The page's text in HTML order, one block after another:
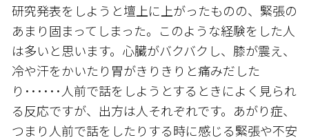
研究発表をしようと壇上に上がったものの、緊張の
あまり固まってしまった。このような経験をした人
は多いと思います。心臓がバクバクし、膝が震え、
冷や汗をかいたり胃がきりきりと痛みだした
り･･････人前で話をしようとするときによく見られ
る反応ですが、出方は人それぞれです。あがり症、
つまり人前で話をしたりする時に感じる緊張や不安